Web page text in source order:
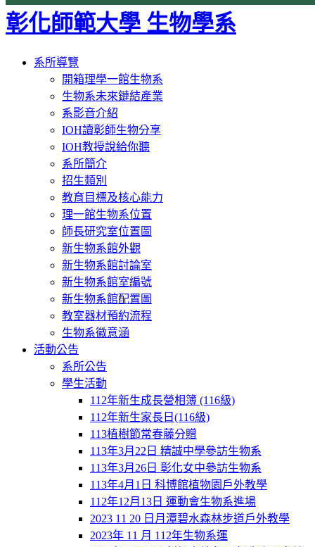
彰化師範大學 生物學系
Toggle
navigation
系所導覽
開箱理學一館生物系
生物系未來鏈結產業
系影音介紹
IOH讀彰師生物分享
IOH教授說給你聽
系所簡介
招生類別
教育目標及核心能力
理一館生物系位置
師長研究室位置圖
新生物系館外觀
新生物系館討論室
新生物系館室編號
新生物系館配置圖
教室器材預約流程
生物系徽意涵
活動公告
系所公告
學生活動
112年新生成長營相簿 (116級)
112年新生家長日(116級)
113植樹節常春藤分贈
113年3月22日 精誠中學參訪生物系
113年3月26日 彰化女中參訪生物系
113年4月1日 科博館植物園戶外教學
112年12月13日 運動會生物系進場
2023 11 20 日月潭碧水森林步道戶外教學
2023年 11 月 112年生物系運